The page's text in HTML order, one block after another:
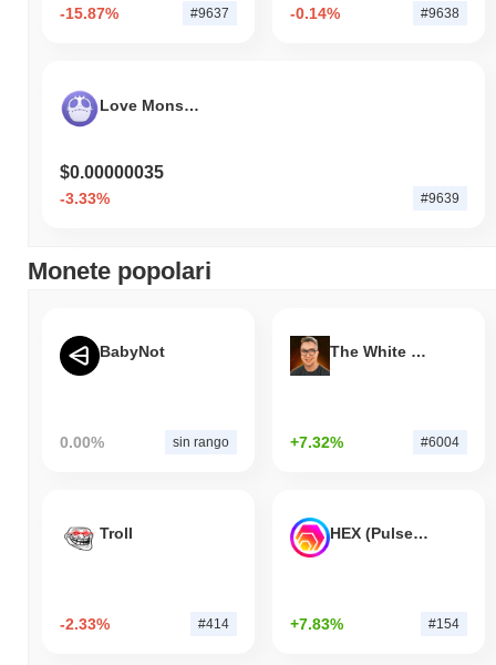
-15.87% #9637 -0.14% #9638
Love Monster
$0.00000035
-3.33% #9639
Monete popolari
BabyNot
0.00% sin rango
The White Bull
+7.32% #6004
Troll
-2.33% #414
HEX (Pulsechain)
+7.83% #154